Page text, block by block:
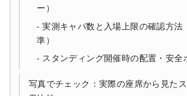
ー）
実測キャパ数と入場上限の確認方法
準）
スタンディング開催時の配置・安全
写真でチェック：実際の座席から見た